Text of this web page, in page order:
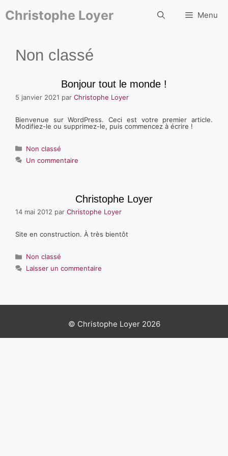
contenu
Christophe Loyer Menu
Non classé
Bonjour tout le monde !
5 janvier 2021 par Christophe Loyer
Bienvenue sur WordPress. Ceci est votre premier article.
Modifiez-le ou supprimez-le, puis commencez à écrire !
Catégories
Non classé
Un commentaire
Christophe Loyer
14 mai 2012 par Christophe Loyer
Site en construction. À très bientôt
Catégories
Non classé
Laisser un commentaire
© Christophe Loyer 2026